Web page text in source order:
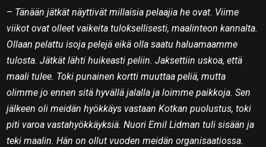
– Tänään jätkät näyttivät millaisia pelaajia he ovat. Viime
viikot ovat olleet vaikeita tuloksellisesti, maalinteon kannalta.
Ollaan pelattu isoja pelejä eikä olla saatu haluamaamme
tulosta. Jätkät lähti huikeasti peliin. Jaksettiin uskoa, että
maali tulee. Toki punainen kortti muuttaa peliä, mutta
olimme jo ennen sitä hyvällä jalalla ja loimme paikkoja. Sen
jälkeen oli meidän hyökkäys vastaan Kotkan puolustus, toki
piti varoa vastahyökkäyksiä. Nuori Emil Lidman tuli sisään ja
teki maalin. Hän on ollut vuoden meidän organisaatiossa.